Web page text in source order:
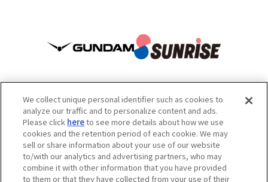
เว็บไซต์นี้มีเนื้อหาบางส่วนที่แปลโดยเครื่องมือแปลภาษาอัตโนมัติ จึงเรียน
มาเพื่อโปรดทราบ
ข้อควรระวัง: ห้ามคัดลอกเนื้อหาและรูปภาพไปใช้โดยไม่ได้รับอนุญาต
สำหรับการติดต่อสอบถาม กรุณาดูข้อมูลด้านล่าง
We collect unique personal identifier such as cookies to
analyze our traffic and to personalize content and ads.
Please click hereto see more details about how we use
cookies and the retention period of each cookie. We may
sell or share information about your use of our website
to/with our analytics and advertising partners, who may
combine it with other information that you have provided
to them or that they have collected from your use of their